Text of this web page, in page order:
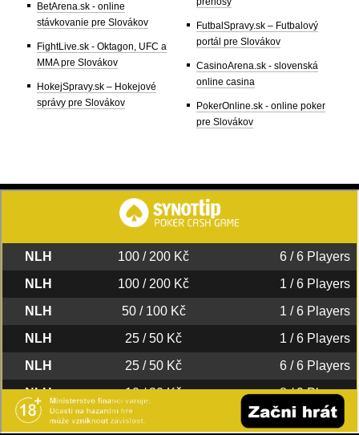
BetArena.sk - online
stávkovanie pre Slovákov
FightLive.sk - Oktagon, UFC a
MMA pre Slovákov
HokejSpravy.sk – Hokejové
správy pre Slovákov
FutbalSpravy.sk – Futbalový
portál pre Slovákov
CasinoArena.sk - slovenská
online casina
PokerOnline.sk - online poker
pre Slovákov